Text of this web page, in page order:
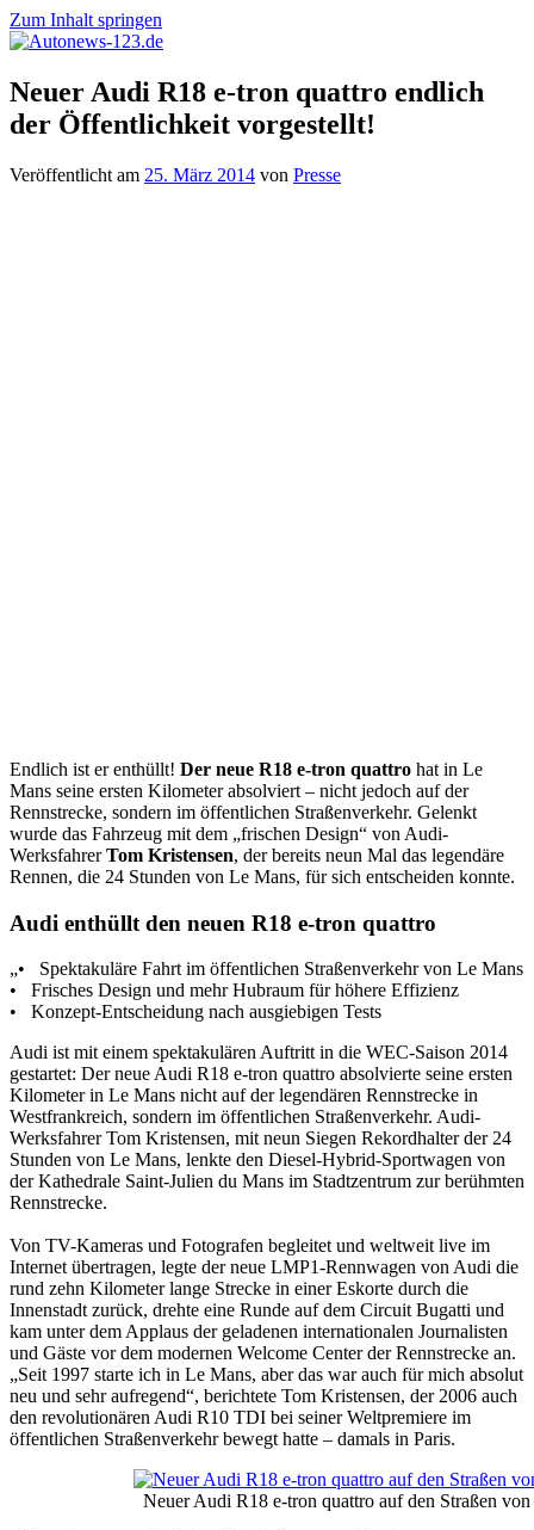
Zum Inhalt springen
Autonews-
123.de
Autonews
mit
Charme
Neuer Audi R18 e-tron quattro endlich
der Öffentlichkeit vorgestellt!
Veröffentlicht am 25. März 2014 von Presse
Endlich ist er enthüllt! Der neue R18 e-tron quattro hat in Le
Mans seine ersten Kilometer absolviert – nicht jedoch auf der
Rennstrecke, sondern im öffentlichen Straßenverkehr. Gelenkt
wurde das Fahrzeug mit dem „frischen Design“ von Audi-
WerksfahrerTom Kristensen, der bereits neun Mal das legendäre
Rennen, die 24 Stunden von Le Mans, für sich entscheiden konnte.
Audi enthüllt den neuen R18 e-tron quattro
„• Spektakuläre Fahrt im öffentlichen Straßenverkehr von Le Mans
• Frisches Design und mehr Hubraum für höhere Effizienz
• Konzept-Entscheidung nach ausgiebigen Tests
Audi ist mit einem spektakulären Auftritt in die WEC-Saison 2014
gestartet: Der neue Audi R18 e-tron quattro absolvierte seine ersten
Kilometer in Le Mans nicht auf der legendären Rennstrecke in
Westfrankreich, sondern im öffentlichen Straßenverkehr. Audi-
Werksfahrer Tom Kristensen, mit neun Siegen Rekordhalter der 24
Stunden von Le Mans, lenkte den Diesel-Hybrid-Sportwagen von
der Kathedrale Saint-Julien du Mans im Stadtzentrum zur berühmten
Rennstrecke.
Von TV-Kameras und Fotografen begleitet und weltweit live im
Internet übertragen, legte der neue LMP1-Rennwagen von Audi die
rund zehn Kilometer lange Strecke in einer Eskorte durch die
Innenstadt zurück, drehte eine Runde auf dem Circuit Bugatti und
kam unter dem Applaus der geladenen internationalen Journalisten
und Gäste vor dem modernen Welcome Center der Rennstrecke an.
„Seit 1997 starte ich in Le Mans, aber das war auch für mich absolut
neu und sehr aufregend“, berichtete Tom Kristensen, der 2006 auch
den revolutionären Audi R10 TDI bei seiner Weltpremiere im
öffentlichen Straßenverkehr bewegt hatte – damals in Paris.
Neuer Audi R18 e-tron quattro auf den Straßen